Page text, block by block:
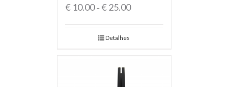
€10.00–€25.00
Detalhes